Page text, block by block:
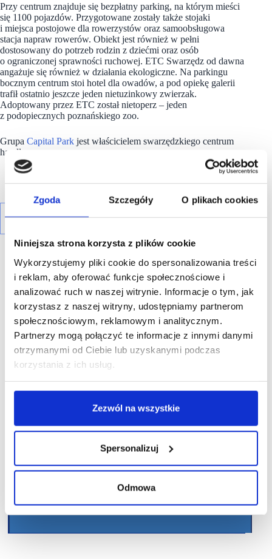
Zgoda Szczegóły O plikach cookies
Niniejsza strona korzysta z plików cookie
Wykorzystujemy pliki cookie do spersonalizowania treści
i reklam, aby oferować funkcje społecznościowe i
analizować ruch w naszej witrynie. Informacje o tym, jak
korzystasz z naszej witryny, udostępniamy partnerom
społecznościowym, reklamowym i analitycznym.
Partnerzy mogą połączyć te informacje z innymi danymi
otrzymanymi od Ciebie lub uzyskanymi podczas
korzystania z ich usług.
Zezwól na wszystkie
Spersonalizuj
Odmowa
Przy centrum znajduje się bezpłatny parking, na którym mieści
się 1100 pojazdów. Przygotowane zostały także stojaki
i miejsca postojowe dla rowerzystów oraz samoobsługowa
stacja napraw rowerów. Obiekt jest również w pełni
dostosowany do potrzeb rodzin z dziećmi oraz osób
o ograniczonej sprawności ruchowej. ETC Swarzędz od dawna
angażuje się również w działania ekologiczne. Na parkingu
bocznym centrum stoi hotel dla owadów, a pod opiekę galerii
trafił ostatnio jeszcze jeden nietuzinkowy zwierzak.
Adoptowany przez ETC został nietoperz – jeden
z podopiecznych poznańskiego zoo.
Grupa Capital Park jest właścicielem swarzędzkiego centrum
handlowego.
R E K L A M A